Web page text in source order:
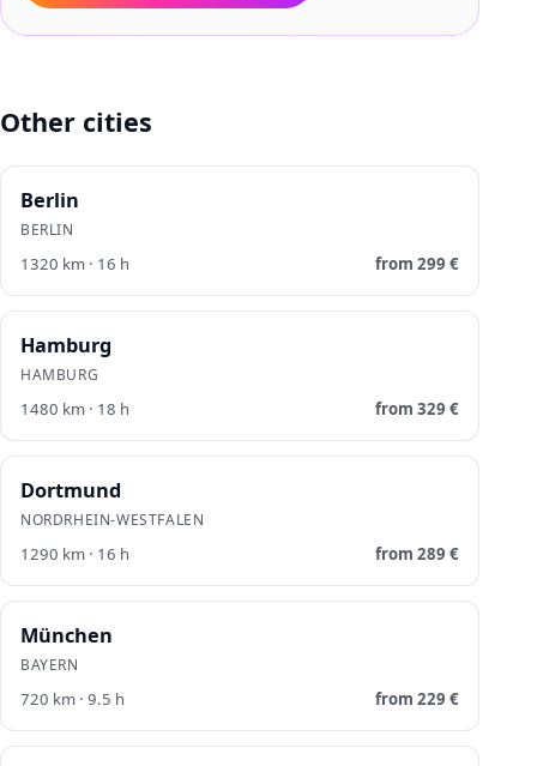
Other cities
Berlin
BERLIN
1320 km · 16 h from 299 €
Hamburg
HAMBURG
1480 km · 18 h from 329 €
Dortmund
NORDRHEIN-WESTFALEN
1290 km · 16 h from 289 €
München
BAYERN
720 km · 9.5 h from 229 €